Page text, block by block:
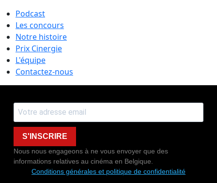
Podcast
Les concours
Notre histoire
Prix Cinergie
L'équipe
Contactez-nous
S'INSCRIRE
Nous nous engageons à ne vous envoyer que des
informations relatives au cinéma en Belgique.
Conditions générales et politique de confidentialité